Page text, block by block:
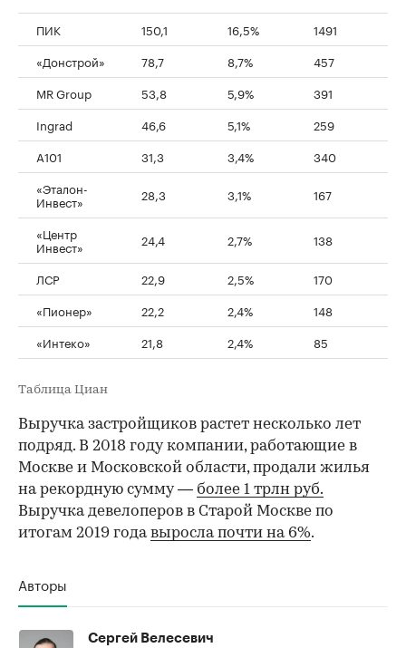
ПИК 150,1 16,5%
1491
«Донстрой»
78,7 8,7%
457
MR Group
53,8 5,9%
391
Ingrad
46,6 5,1%
259
А101
31,3 3,4%
340
«Эталон-
Инвест» 28,3 3,1% 167
«Центр
Инвест» 24,4 2,7% 138
ЛСР 22,9 2,5%
170
«Пионер»
22,2 2,4%
148
«Интеко»
21,8 2,4% 85
Таблица Циан
Выручка застройщиков растет несколько лет
подряд. В 2018 году компании, работающие в
Москве и Московской области, продали жилья
на рекордную сумму — более 1 трлн руб.
Выручка девелоперов в Старой Москве по
итогам 2019 годавыросла почти на 6%.
Авторы
Сергей Велесевич